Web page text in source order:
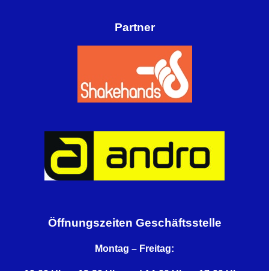
Partner
Öffnungszeiten Geschäftsstelle
Montag – Freitag: